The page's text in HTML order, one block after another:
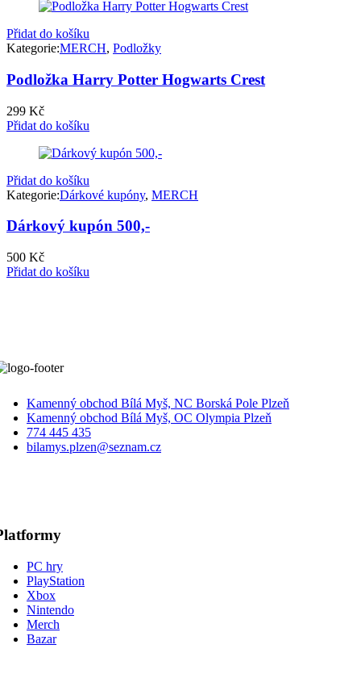
299 Kč.199 Kč.
Přidat do košíku
Kategorie:MERCH, Podložky
Podložka Harry Potter Hogwarts Crest
299 Kč
Přidat do košíku
Přidat do košíku
Kategorie:Dárkové kupóny, MERCH
Dárkový kupón 500,-
500 Kč
Přidat do košíku
Kamenný obchod Bílá Myš, NC Borská Pole Plzeň
Kamenný obchod Bílá Myš, OC Olympia Plzeň
774 445 435
bilamys.plzen@seznam.cz
PC hry
PlayStation
Xbox
Nintendo
Merch
Bazar